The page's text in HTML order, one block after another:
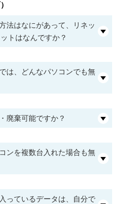
法はなにがあって、リネッ
トはなんですか？
は、どんなパソコンでも無
廃棄可能ですか？
ンを複数台入れた場合も無
っているデータは、自分で